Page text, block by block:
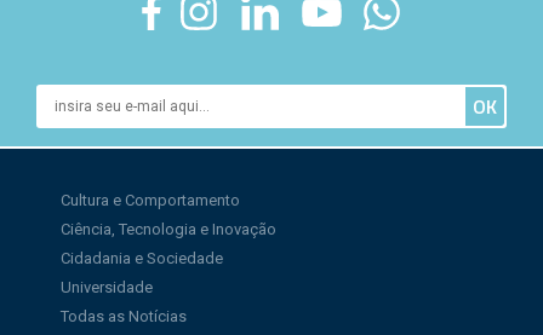
Cultura e Comportamento
Ciência, Tecnologia e Inovação
Cidadania e Sociedade
Universidade
Todas as Notícias